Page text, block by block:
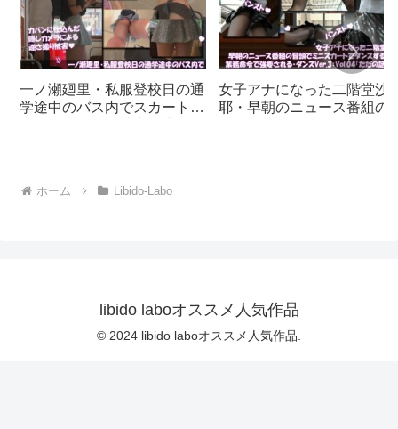
一ノ瀬廻里・私服登校日の通
学途中のバス内でスカート内
女子アナになった二階堂沙
耶・早朝のニュース番組の
d_700922
ホーム Libido-Labo
libido laboオススメ人気作品
© 2024 libido laboオススメ人気作品.